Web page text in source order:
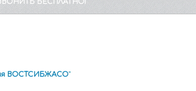
БЕСПЛАТНО!
ВОСТСИБЖАСО"